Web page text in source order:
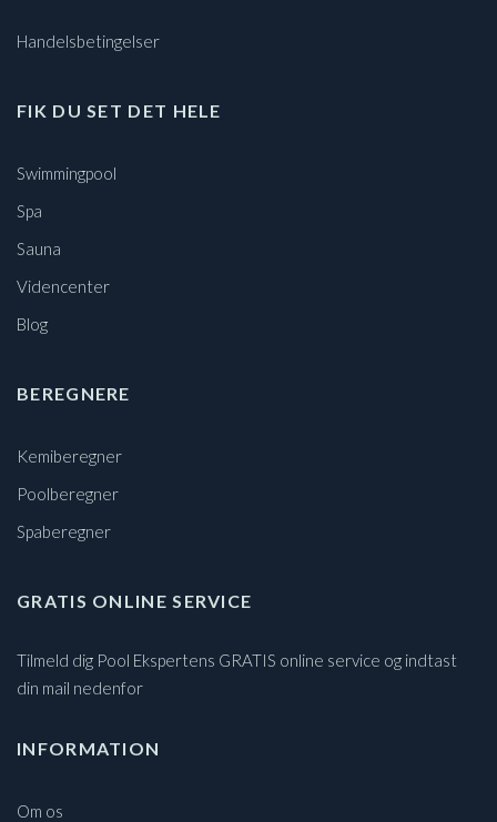
Handelsbetingelser
FIK DU SET DET HELE
Swimmingpool
Spa
Sauna
Videncenter
Blog
BEREGNERE
Kemiberegner
Poolberegner
Spaberegner
GRATIS ONLINE SERVICE
Tilmeld dig Pool Ekspertens GRATIS online service og indtast
din mail nedenfor
INFORMATION
Om os